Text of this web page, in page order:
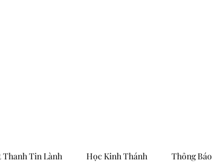
Thanh Tin Lành Học Kinh Thánh Thông Báo